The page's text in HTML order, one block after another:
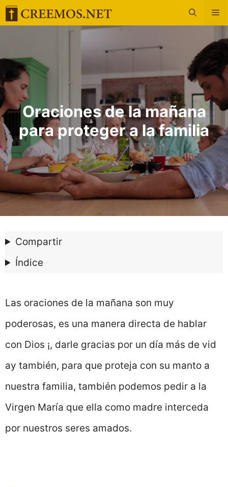
Saltar
Oraciones de la mañana
para proteger a la familia
Compartir
Índice
Las oraciones de la mañana son muy
poderosas, es una manera directa de hablar
con Dios ¡, darle gracias por un día más de vid
ay también, para que proteja con su manto a
nuestra familia, también podemos pedir a la
Virgen María que ella como madre interceda
por nuestros seres amados.